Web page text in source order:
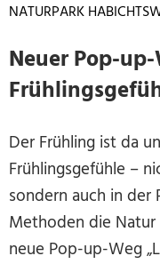
NATURPARK
Neuer Pop-
Der Frühling ist da
Frühlingsgefühle –
sondern auch in der
Methoden die
neue Pop-up-Weg